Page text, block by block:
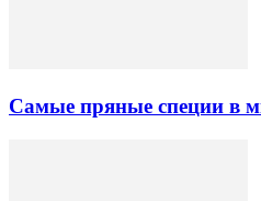
Самые пряные специи в